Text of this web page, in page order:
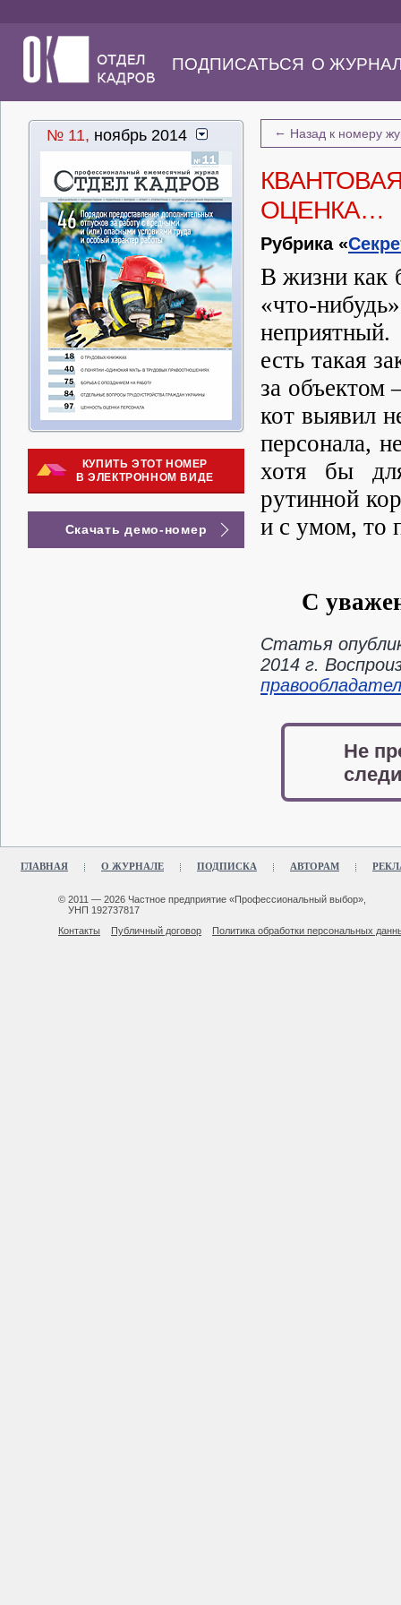
ПОДПИСАТЬСЯ О
№ 11, ноябрь 2014
КУПИТЬ ЭТОТ НОМЕР
В ЭЛЕКТРОННОМ ВИДЕ
Скачать демо-номер
← Назад к номеру
ОЦЕНКА…
Рубрика «
В жизни как
«что-
есть такая
за объектом
кот выявил
персонала,
хотя бы
рутинной
и с умом, то
С
Статья
2014 г.
Не
ГЛАВНАЯ О ЖУРНАЛЕ ПОДПИСКА АВТОРАМ
© 2011 — 2026 Частное предприятие «Профессиональный выбор»,
УНП 192737817
Контакты
Публичный договор Политика обработки персональных